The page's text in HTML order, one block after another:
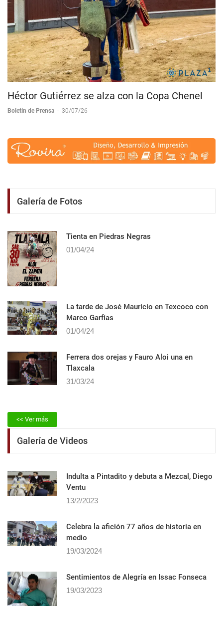
Héctor Gutiérrez se alza con la Copa Chenel
Boletín de Prensa - 30/07/26
Galería de Fotos
Tienta en Piedras Negras
01/04/24
La tarde de José Mauricio en Texcoco con
Marco Garfías
01/04/24
Ferrera dos orejas y Fauro Aloi una en
Tlaxcala
31/03/24
<< Ver más
Galería de Videos
Indulta a Pintadito y debuta a Mezcal, Diego
Ventu
13/2/2023
Celebra la afición 77 años de historia en
medio
19/03/2024
Sentimientos de Alegrí­a en Issac Fonseca
19/03/2023